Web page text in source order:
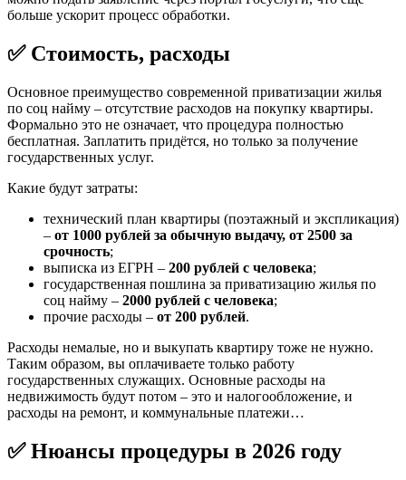
больше ускорит процесс обработки.
✅ Стоимость, расходы
Основное преимущество современной приватизации жилья
по соц найму – отсутствие расходов на покупку квартиры.
Формально это не означает, что процедура полностью
бесплатная. Заплатить придётся, но только за получение
государственных услуг.
Какие будут затраты:
технический план квартиры (поэтажный и экспликация)
– от 1000 рублей за обычную выдачу, от 2500 за
срочность;
выписка из ЕГРН – 200 рублей с человека;
государственная пошлина за приватизацию жилья по
соц найму – 2000 рублей с человека;
прочие расходы – от 200 рублей.
Расходы немалые, но и выкупать квартиру тоже не нужно.
Таким образом, вы оплачиваете только работу
государственных служащих. Основные расходы на
недвижимость будут потом – это и налогообложение, и
расходы на ремонт, и коммунальные платежи…
✅ Нюансы процедуры в 2026 году